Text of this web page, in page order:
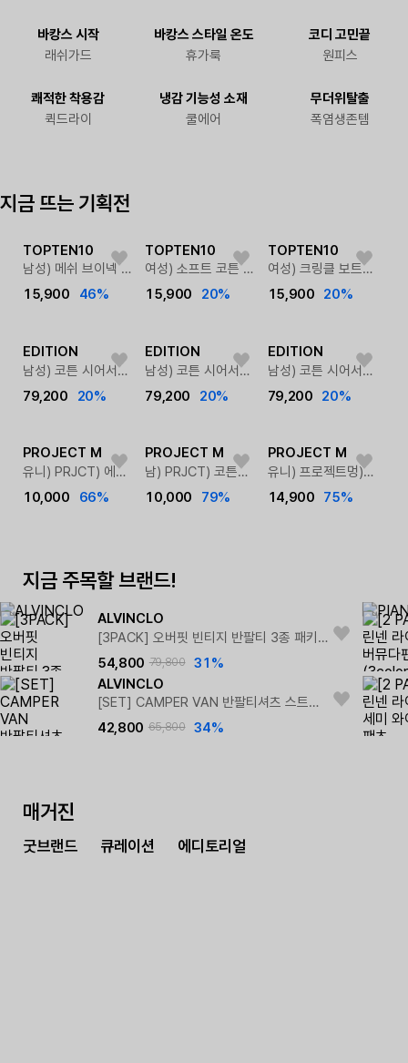
바캉스 시작
래쉬가드
바캉스 스타일 온도
휴가룩
코디 고민끝
원피스
쾌적한 착용감
퀵드라이
냉감 기능성 소재
쿨에어
무더위탈출
폭염생존템
지금 뜨는 기획전
TOPTEN10
탑텐이 제안하는 여름 필수템
TOPTEN10
남성) 메쉬 브이넥 탱크탑
15,900
46%
TOPTEN10
여성) 소프트 코튼 그래픽 탱크탑
15,900
20%
TOPTEN10
여성) 크링클 보트넥 탱크탑
15,900
20%
26S/S 시즌오프
여름 베스트 아이템 ~77% + 15% 쿠폰
EDITION
남성) 코튼 시어서커 체크셔츠
79,200
20%
EDITION
남성) 코튼 시어서커 체크셔츠
79,200
20%
EDITION
남성) 코튼 시어서커 체크셔츠
79,200
20%
메가세일 2탄
~86% + 쿠폰까지
PROJECT M
유니) PRJCT) 에어텐션 쇼츠
10,000
66%
PROJECT M
남) PRJCT) 코튼소로나 그래픽 티셔츠
10,000
79%
PROJECT M
유니) 프로젝트멍) 쿨텐션 등판 그래픽 티셔츠
14,900
75%
지금 주목할 브랜드!
ALVINCLO
[3PACK] 오버핏 빈티지 반팔티 3종 패키지
54,800 79,800
31%
ALVINCLO
[SET] CAMPER VAN 반팔티셔츠 스트링 포인트 우븐 반바지 셋업
42,800 65,800 34%
매거진
굿브랜드 큐레이션 에디토리얼